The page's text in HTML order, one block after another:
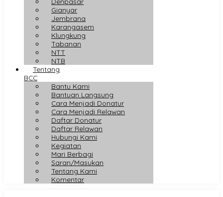
Gianyar
Jembrana
Karangasem
Klungkung
Tabanan
NTT
NTB
Tentang
BCC
Bantu Kami
Bantuan Langsung
Cara Menjadi Donatur
Cara Menjadi Relawan
Daftar Donatur
Daftar Relawan
Hubungi Kami
Kegiatan
Mari Berbagi
Saran/Masukan
Tentang Kami
Komentar